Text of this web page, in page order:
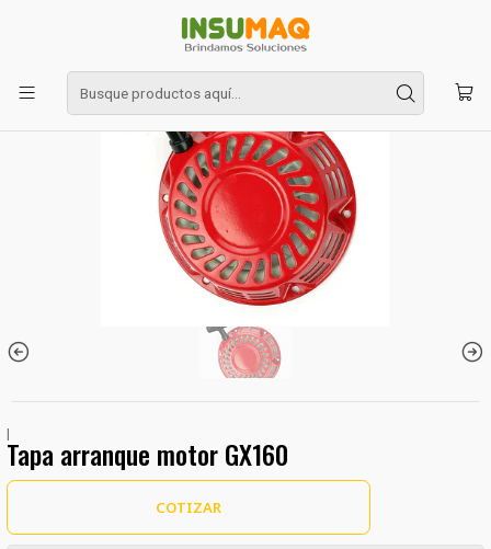
Motor GX160 Tapa arranque motor GX160
|
Tapa arranque motor GX160
COTIZAR